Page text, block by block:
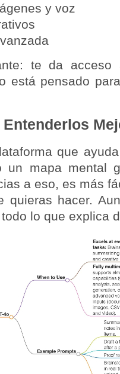
y voz
te da acceso
está pensado
Entenderlos
que
un mapa mental
a eso, es más
quieras hacer.
lo que explica